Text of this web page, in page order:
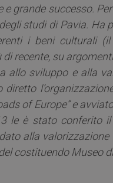
grande successo.
studi di Pavia. Ha
i beni culturali
recente, su
allo sviluppo e alla
of Europe” e
le è stato conferito
alla
costituendo Museo